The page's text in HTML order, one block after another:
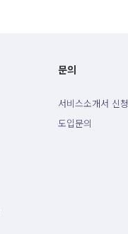
문의
서비스소개서 신청
도입문의